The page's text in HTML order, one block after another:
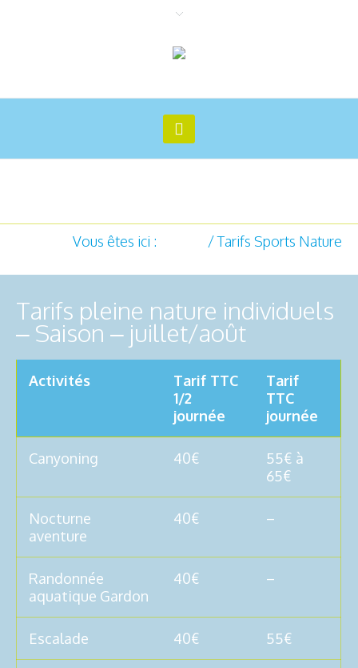
Vous êtes ici : /Tarifs Sports Nature
Tarifs pleine nature individuels
– Saison – juillet/août
Activités
Tarif TTC
1/2
journée
Tarif
TTC
journée
Canyoning 40€
55€ à
65€
Nocturne
aventure
40€ –
Randonnée
aquatique Gardon
40€ –
Escalade 40€ 55€